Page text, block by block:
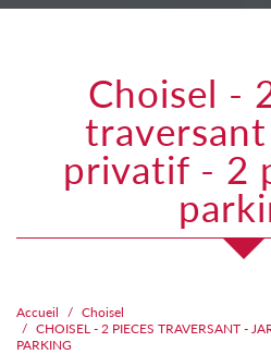
choisel - 2 pieces
privatif - 2
Accueil
Choisel
CHOISEL - 2 PIECES TRAVERSANT -
PARKING